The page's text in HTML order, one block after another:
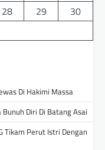
28 29
30
Di Hakimi Massa
Diri Di Batang Asai
Tikam Perut Istri Dengan